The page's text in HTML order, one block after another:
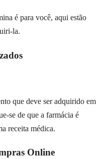
é para você, aqui estão
la.
que deve ser adquirido em
se de que a farmácia é
receita médica.
Online